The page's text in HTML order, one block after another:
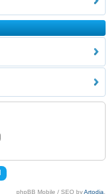
phpBB Mobile / SEO byArtodia